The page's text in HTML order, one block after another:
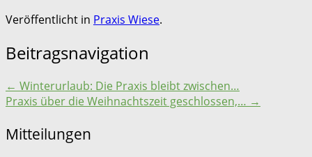
Veröffentlicht in Praxis Wiese.
Beitragsnavigation
← Winterurlaub: Die Praxis bleibt zwischen…
Praxis über die Weihnachtszeit geschlossen,… →
Mitteilungen